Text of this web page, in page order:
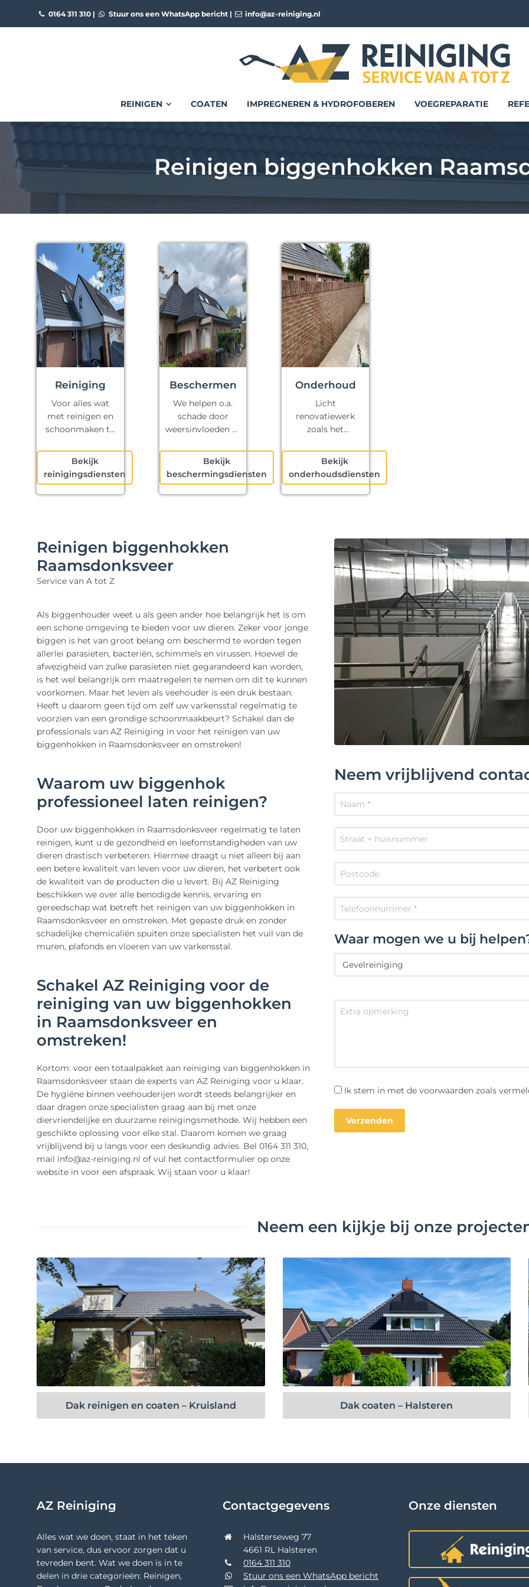
0164 311 310| Stuur ons een WhatsApp bericht| info@az-reiniging.nl
REINIGEN COATEN IMPREGNEREN & HYDROFOBEREN VOEGREPARATIE
Reinigen biggenhokken
Reiniging
Voor alles wat
met reinigen en
schoonmaken te
Bekijk
reinigingsdiensten
Beschermen
We helpen o.a.
schade door
weersinvloeden te
Bekijk
beschermingsdiensten
Onderhoud
Licht
renovatiewerk
zoals het
kapotte voegen
en klein
schilderwerk.
Bekijk
onderhoudsdiensten
Reinigen biggenhokken
Raamsdonksveer
Service van A tot Z
Als biggenhouder weet u als geen ander hoe belangrijk het is om
een schone omgeving te bieden voor uw dieren. Zeker voor jonge
biggen is het van groot belang om beschermd te worden tegen
allerlei parasieten, bacteriën, schimmels en virussen. Hoewel de
afwezigheid van zulke parasieten niet gegarandeerd kan worden,
is het wel belangrijk om maatregelen te nemen om dit te kunnen
voorkomen. Maar het leven als veehouder is een druk bestaan.
Heeft u daarom geen tijd om zelf uw varkensstal regelmatig te
voorzien van een grondige schoonmaakbeurt? Schakel dan de
professionals van AZ Reiniging in voor het reinigen van uw
biggenhokken in Raamsdonksveer en omstreken!
Waarom uw biggenhok
professioneel laten reinigen?
Door uw biggenhokken in Raamsdonksveer regelmatig te laten
reinigen, kunt u de gezondheid en leefomstandigheden van uw
dieren drastisch verbeteren. Hiermee draagt u niet alleen bij aan
een betere kwaliteit van leven voor uw dieren, het verbetert ook
de kwaliteit van de producten die u levert. Bij AZ Reiniging
beschikken we over alle benodigde kennis, ervaring en
gereedschap wat betreft het reinigen van uw biggenhokken in
Raamsdonksveer en omstreken. Met gepaste druk en zonder
schadelijke chemicaliën spuiten onze specialisten het vuil van de
muren, plafonds en vloeren van uw varkensstal.
Schakel AZ Reiniging voor de
reiniging van uw biggenhokken
in Raamsdonksveer en
omstreken!
Kortom: voor een totaalpakket aan reiniging van biggenhokken in
Raamsdonksveer staan de experts van AZ Reiniging voor u klaar.
De hygiëne binnen veehouderijen wordt steeds belangrijker en
daar dragen onze specialisten graag aan bij met onze
diervriendelijke en duurzame reinigingsmethode. Wij hebben een
geschikte oplossing voor elke stal. Daarom komen we graag
vrijblijvend bij u langs voor een deskundig advies. Bel 0164 311 310,
mail info@az-reiniging.nl of vul het contactformulier op onze
website in voor een afspraak. Wij staan voor u klaar!
Neem vrijblijvend
Waar mogen we u bij
Ik stem in met de voorwaarden zoals
Neem een kijkje bij onze
Bekijk project
Dak reinigen en coaten – Kruisland
Bekijk project
Dak coaten – Halsteren
AZ Reiniging
Alles wat we doen, staat in het teken
van service, dus ervoor zorgen dat u
tevreden bent. Wat we doen is in te
delen in drie categorieën: Reinigen,
Contactgegevens
Halsterseweg 77
4661 RL Halsteren
0164 311 310
Stuur ons een WhatsApp bericht
Onze diensten